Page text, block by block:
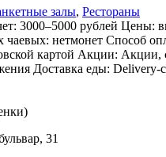
залы, Рестораны
3000–5000 рублей Цены:
чаевых: нетмонет Способ
картой Акции: Акции,
Доставка еды: Delivery-
31